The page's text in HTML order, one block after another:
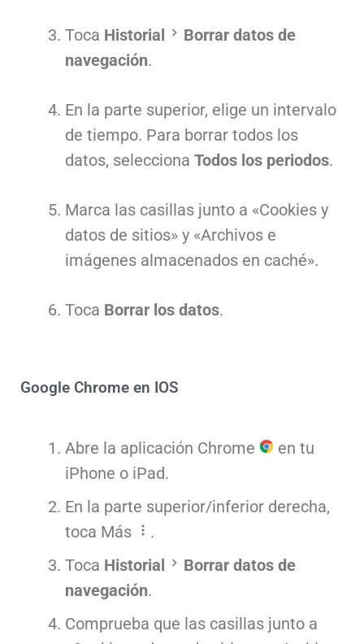
Toca Historial
Borrar datos de
navegación.
En la parte superior, elige un intervalo
de tiempo. Para borrar todos los
datos, selecciona Todos los periodos.
Marca las casillas junto a «Cookies y
datos de sitios» y «Archivos e
imágenes almacenados en caché».
Toca Borrar los datos.
Google Chrome en IOS
Abre la aplicación Chrome
en tu
iPhone o iPad.
En la parte superior/inferior derecha,
toca Más
.
Toca Historial
Borrar datos de
navegación.
Comprueba que las casillas junto a